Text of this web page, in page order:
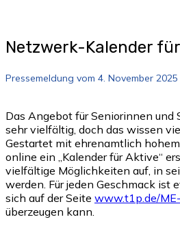
Netzwerk-Kalender
Pressemeldung vom 4. November 2025
Das Angebot für Seniorinnen und
sehr vielfältig, doch das wissen
Gestartet mit ehrenamtlich
online ein „Kalender für Aktive“
vielfältige Möglichkeiten auf, in
werden. Für jeden Geschmack ist
sich auf der Seite www.t1p.de/
überzeugen kann.